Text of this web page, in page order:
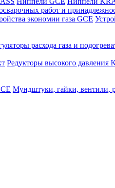
работ и
экономии газа GCE
расхода газа и
Редукторы высокого давления
Мундштуки, гайки, вентили,